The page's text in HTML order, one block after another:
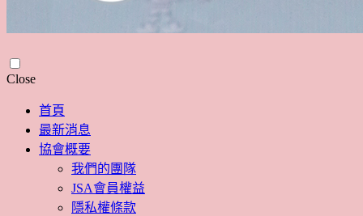
CloseSkip
content
首頁
最新消息
協會概要
我們的團隊
JSA會員權益
隱私權條款